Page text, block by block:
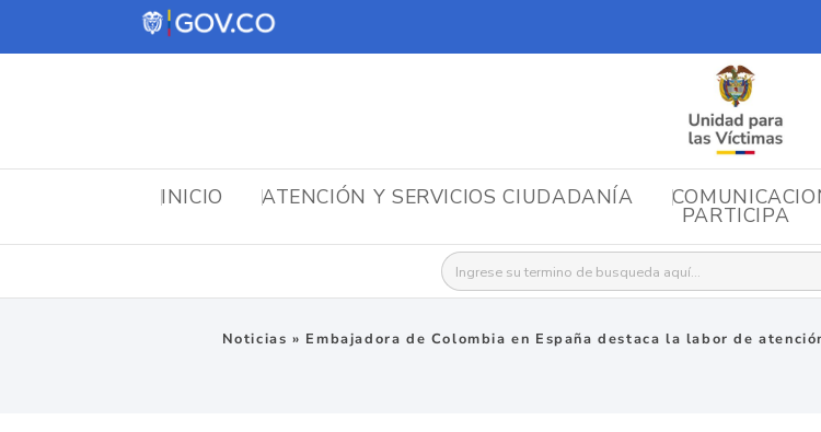
INICIO ATENCIÓN Y SERVICIOS CIUDADANÍA
PARTICIPA
Buscar:
Noticias » Embajadora de Colombia en España destaca la labor de